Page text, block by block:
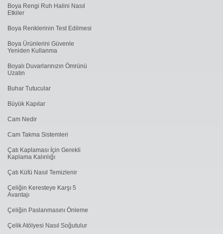
Boya Rengi Ruh Halini Nasıl
Etkiler
Boya Renklerinin Test Edilmesi
Boya Ürünlerini Güvenle
Yeniden Kullanma
Boyalı Duvarlarınızın Ömrünü
Uzatın
Buhar Tutucular
Büyük Kapılar
Cam Nedir
Cam Takma Sistemleri
Çatı Kaplaması İçin Gerekli
Kaplama Kalınlığı
Çatı Küfü Nasıl Temizlenir
Çeliğin Keresteye Karşı 5
Avantajı
Çeliğin Paslanmasını Önleme
Çelik Atölyesi Nasıl Soğutulur